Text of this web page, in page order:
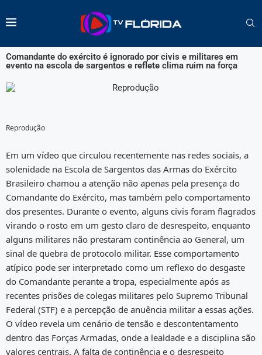
Comandante do exército é ignorado por civis e militares em
evento na escola de sargentos e reflete clima ruim na força
Reprodução
Em um vídeo que circulou recentemente nas redes sociais, a
solenidade na Escola de Sargentos das Armas do Exército
Brasileiro chamou a atenção não apenas pela presença do
Comandante do Exército, mas também pelo comportamento
dos presentes. Durante o evento, alguns civis foram flagrados
virando o rosto em um gesto claro de desrespeito, enquanto
alguns militares não prestaram continência ao General, um
sinal de quebra de protocolo militar. Esse comportamento
atípico pode ser interpretado como um reflexo do desgaste
do Comandante perante a tropa, especialmente após as
recentes prisões de colegas militares pelo Supremo Tribunal
Federal (STF) e a percepção de anuência militar a essas ações.
O vídeo revela um cenário de tensão e descontentamento
dentro das Forças Armadas, onde a lealdade e a disciplina são
valores centrais. A falta de continência e o desrespeito